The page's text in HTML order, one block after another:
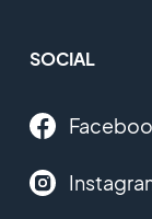
SOCIAL